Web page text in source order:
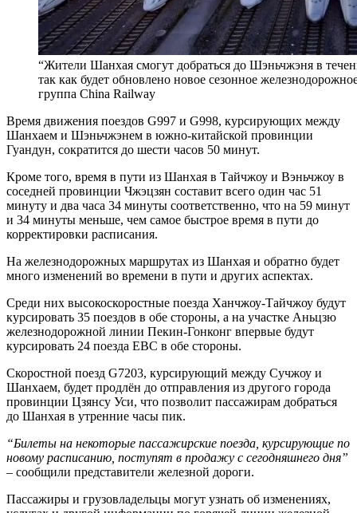
“Жители Шанхая смогут добраться до Шэньчжэня в
так как будет обновлено новое сезонное
группа China Railway
Время движения поездов G997 и G998, курсирующих между
Шанхаем и Шэньчжэнем в южно-китайской провинции
Гуандун, сократится до шести часов 50 минут.
Кроме того, время в пути из Шанхая в Тайчжоу и Вэньчжоу в
соседней провинции Чжэцзян составит всего один час 51
минуту и два часа 34 минуты соответственно, что на 59 минут
и 34 минуты меньше, чем самое быстрое время в пути до
корректировки расписания.
На железнодорожных маршрутах из Шанхая и обратно будет
много изменений во времени в пути и других аспектах.
Среди них высокоскоростные поезда Ханчжоу-Тайчжоу будут
курсировать 35 поездов в обе стороны, а на участке Аньцзю
железнодорожной линии Пекин-Гонконг впервые будут
курсировать 24 поезда ЕВС в обе стороны.
Скоростной поезд G7203, курсирующий между Сучжоу и
Шанхаем, будет продлён до отправления из другого города
провинции Цзянсу Уси, что позволит пассажирам добраться
до Шанхая в утренние часы пик.
“Билеты на некоторые пассажирские поезда, курсирующие по
новому расписанию, поступят в продажу с сегодняшнего дня”
– сообщили представители железной дороги.
Пассажиры и грузовладельцы могут узнать об изменениях,